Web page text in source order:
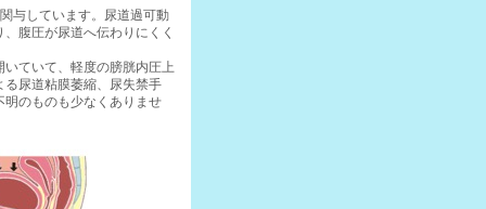
与しています。尿道過可動
腹圧が尿道へ伝わりにくく
ていて、軽度の膀胱内圧上
尿道粘膜萎縮、尿失禁手
のものも少なくありませ